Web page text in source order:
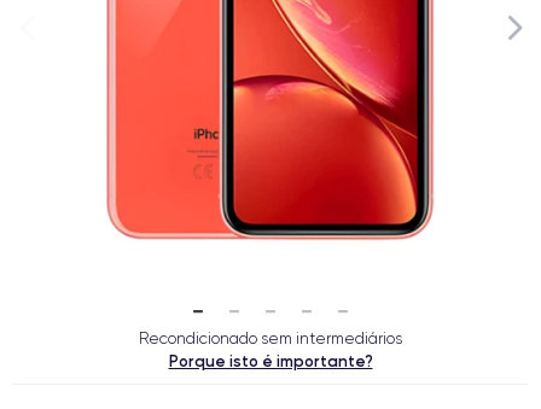
Recondicionado sem intermediários
Porque isto é importante?